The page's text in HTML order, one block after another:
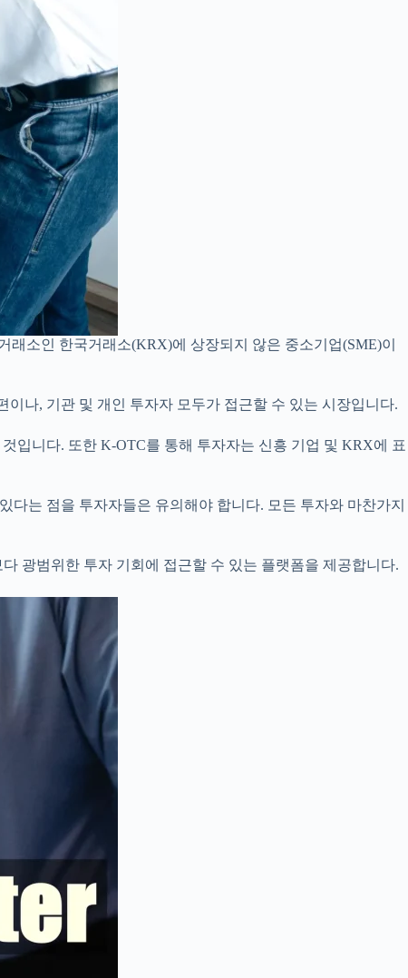
래소인 한국거래소(KRX)에 상장되지 않은 중소기업(SME)이
나, 기관 및 개인 투자자 모두가 접근할 수 있는 시장입니다.
입니다. 또한 K-OTC를 통해 투자자는 신흥 기업 및 KRX에 표
는 점을 투자자들은 유의해야 합니다. 모든 투자와 마찬가지
광범위한 투자 기회에 접근할 수 있는 플랫폼을 제공합니다.